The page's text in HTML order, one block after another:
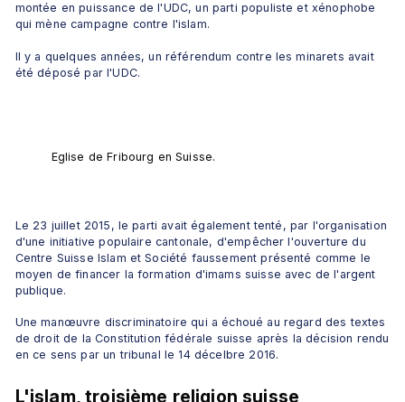
montée en puissance de l'UDC, un parti populiste et xénophobe
qui mène campagne contre l'islam.
Il y a quelques années, un référendum contre les minarets avait
été déposé par l'UDC.
Eglise de Fribourg en Suisse.
Le 23 juillet 2015, le parti avait également tenté, par l'organisation
d'une initiative populaire cantonale, d'empêcher l'ouverture du
Centre Suisse Islam et Société faussement présenté comme le
moyen de financer la formation d'imams suisse avec de l'argent
publique.
Une manœuvre discriminatoire qui a échoué au regard des textes
de droit de la Constitution fédérale suisse après la décision rendu
en ce sens par un tribunal le 14 décelbre 2016.
L'islam, troisième religion suisse